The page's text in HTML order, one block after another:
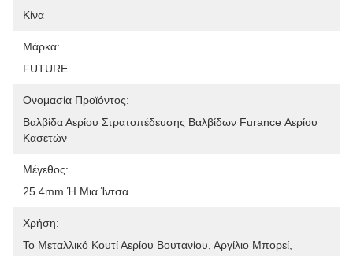
Κίνα
Μάρκα:
FUTURE
Ονομασία Προϊόντος:
Βαλβίδα Αερίου Στρατοπέδευσης Βαλβίδων Furance Αερίου
Κασετών
Μέγεθος:
25.4mm Ή Μια Ίντσα
Χρήση:
Το Μεταλλικό Κουτί Αερίου Βουτανίου, Αργίλιο Μπορεί,